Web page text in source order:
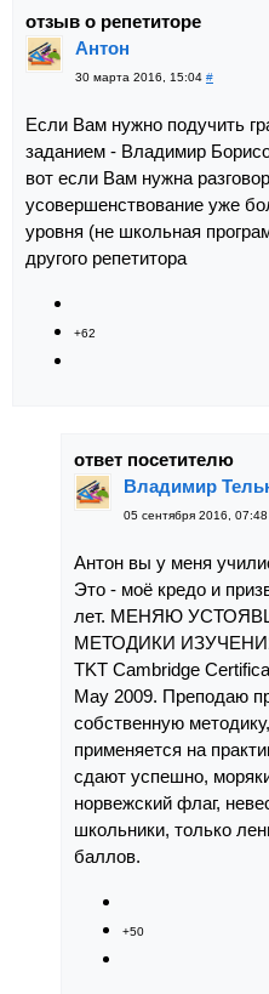
отзыв о репетиторе
Антон
30 марта 2016, 15:04 #
Если Вам нужно подучить
заданием - Владимир
вот если Вам нужна
усовершенствование уже
уровня (не школьная
другого репетитора
+62
ответ посетителю
Владимир
05 сентября 2016, 07:48
Антон вы у меня
Это - моё кредо и
лет. МЕНЯЮ
МЕТОДИКИ
TKT Cambridge
May 2009. Преподаю
собственную
применяется на
сдают успешно,
норвежский флаг,
школьники, только
баллов.
+50